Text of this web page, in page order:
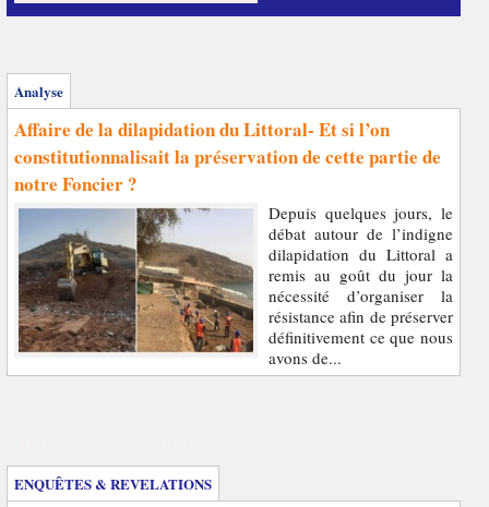
Analyse
Affaire de la dilapidation du Littoral- Et si l’on
constitutionnalisait la préservation de cette partie de
notre Foncier ?
Depuis quelques jours, le
débat autour de l’indigne
dilapidation du Littoral a
remis au goût du jour la
nécessité d’organiser la
résistance afin de préserver
définitivement ce que nous
avons de...
ENQUÊTES & REVELATIONS